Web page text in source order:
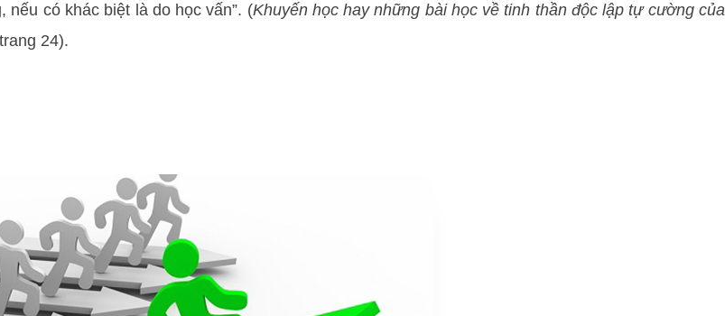
nếu có khác biệt là do học vấn”. (Khuyến học hay những bài học về tinh thần độc lập tự cường của
24).